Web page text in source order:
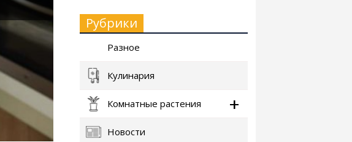
Рубрики
Разное
Кулинария
Комнатные растения
Новости